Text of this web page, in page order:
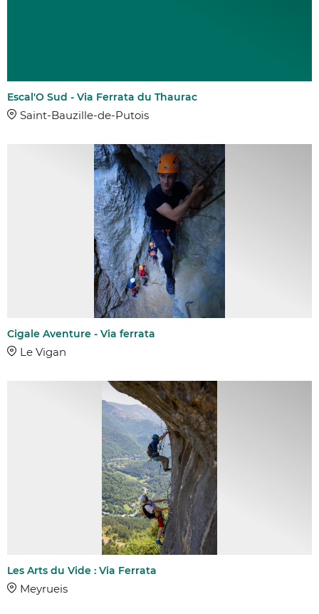
Escal'O Sud - Via Ferrata du Thaurac
Saint-Bauzille-de-Putois
Cigale Aventure - Via ferrata
Le Vigan
Les Arts du Vide : Via Ferrata
Meyrueis